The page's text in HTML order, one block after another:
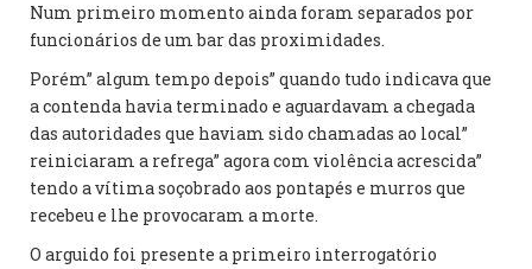
Num primeiro momento ainda foram separados por
funcionários de um bar das proximidades.
Porém” algum tempo depois” quando tudo indicava que
a contenda havia terminado e aguardavam a chegada
das autoridades que haviam sido chamadas ao local”
reiniciaram a refrega” agora com violência acrescida”
tendo a vítima soçobrado aos pontapés e murros que
recebeu e lhe provocaram a morte.
O arguido foi presente a primeiro interrogatório